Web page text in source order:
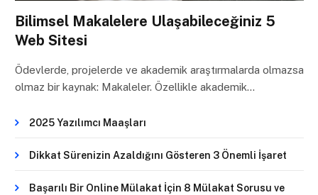
Bilimsel Makalelere Ulaşabileceğiniz 5
Web Sitesi
Ödevlerde, projelerde ve akademik araştırmalarda olmazsa
olmaz bir kaynak: Makaleler. Özellikle akademik…
2025 Yazılımcı Maaşları
Dikkat Sürenizin Azaldığını Gösteren 3 Önemli İşaret
Başarılı Bir Online Mülakat İçin 8 Mülakat Sorusu ve